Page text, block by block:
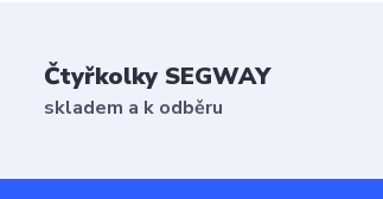
Čtyřkolky SEGWAY
skladem a k odběru